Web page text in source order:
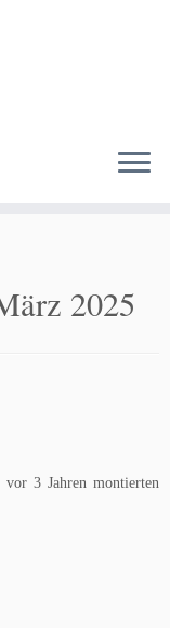
2025
vor 3 Jahren montierten